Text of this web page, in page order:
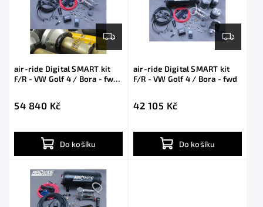
air-ride Digital SMART kit
F/R - VW Golf 4 / Bora - fwd
54 840 Kč
Do košíku
air-ride Digital SMART kit
F/R - VW Golf 4 / Bora - fwd
42 105 Kč
Do košíku